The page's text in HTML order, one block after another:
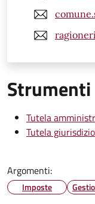
Tutela
Tutela
Argomenti:
Imposte